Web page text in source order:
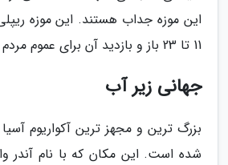
این موزه جداب هستند. این موزه
11 تا 23 باز و بازدید آن برای عموم مردم آزاد است.
جهانی زیر آب
بزرگ ترین و مجهز ترین آکواریوم
شده است. این مکان که با نام آندر